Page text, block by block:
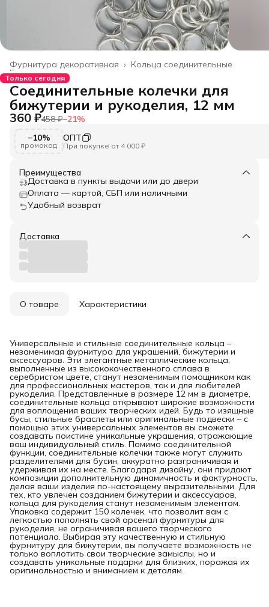
Кольца соединительные
Фурнитура декоративная ›
Главная ›
Только сегодня
Соединительные колечки для
бижутерии и рукоделия, 12 мм
360 ₽458 ₽−21%
−10%
промокод
ОПТ
При покупке от 4 000 ₽
Преимущества
Доставка в пункты выдачи или до двери
Оплата — картой, СБП или наличными
Удобный возврат
Доставка
О товаре Характеристики
Универсальные и стильные соединительные кольца –
незаменимая фурнитура для украшений, бижутерии и
аксессуаров. Эти элегантные металлические кольца,
выполненные из высококачественного сплава в
серебристом цвете, станут незаменимым помощником как
для профессиональных мастеров, так и для любителей
рукоделия. Представленные в размере 12 мм в диаметре,
соединительные кольца открывают широкие возможности
для воплощения ваших творческих идей. Будь то изящные
бусы, стильные браслеты или оригинальные подвески – с
помощью этих универсальных элементов вы сможете
создавать поистине уникальные украшения, отражающие
ваш индивидуальный стиль. Помимо соединительной
функции, соединительные колечки также могут служить
разделителями для бусин, аккуратно разграничивая и
удерживая их на месте. Благодаря дизайну, они придают
композиции дополнительную динамичность и фактурность,
делая ваши изделия по-настоящему выразительными. Для
тех, кто увлечен созданием бижутерии и аксессуаров,
кольца для рукоделия станут незаменимым элементом.
Упаковка содержит 150 колечек, что позволит вам с
легкостью пополнять свой арсенал фурнитуры для
рукоделия, не ограничивая вашего творческого
потенциала. Выбирая эту качественную и стильную
фурнитуру для бижутерии, вы получаете возможность не
только воплотить свои творческие замыслы, но и
создавать уникальные подарки для близких, поражая их
оригинальностью и вниманием к деталям.